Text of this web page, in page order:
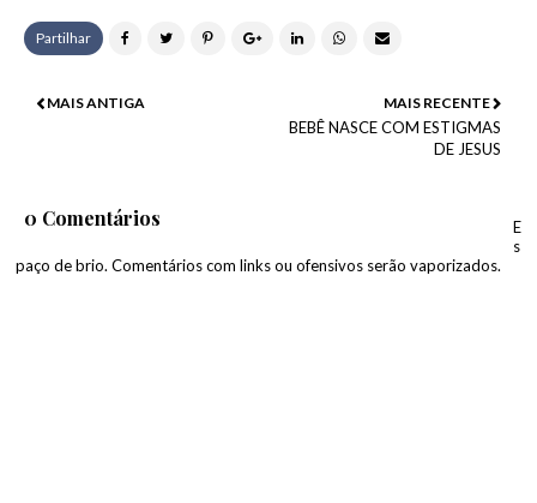
Partilhar
MAIS RECENTE
BEBÊ NASCE COM ESTIGMAS
DE JESUS
MAIS ANTIGA
0 Comentários
E
s
paço de brio. Comentários com links ou ofensivos serão vaporizados.